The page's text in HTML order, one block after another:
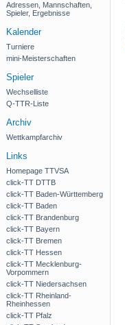
Adressen, Mannschaften,
Spieler, Ergebnisse
Kalender
Turniere
mini-Meisterschaften
Spieler
Wechselliste
Q-TTR-Liste
Archiv
Wettkampfarchiv
Links
Homepage TTVSA
click-TT DTTB
click-TT Baden-Württemberg
click-TT Baden
click-TT Brandenburg
click-TT Bayern
click-TT Bremen
click-TT Hessen
click-TT Mecklenburg-
Vorpommern
click-TT Niedersachsen
click-TT Rheinland-
Rheinhessen
click-TT Pfalz